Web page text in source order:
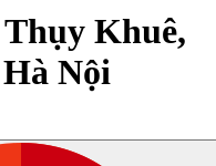
Khuê,
Nội